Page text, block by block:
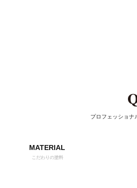
プロフェッショナ
MATERIAL
こだわりの塗料